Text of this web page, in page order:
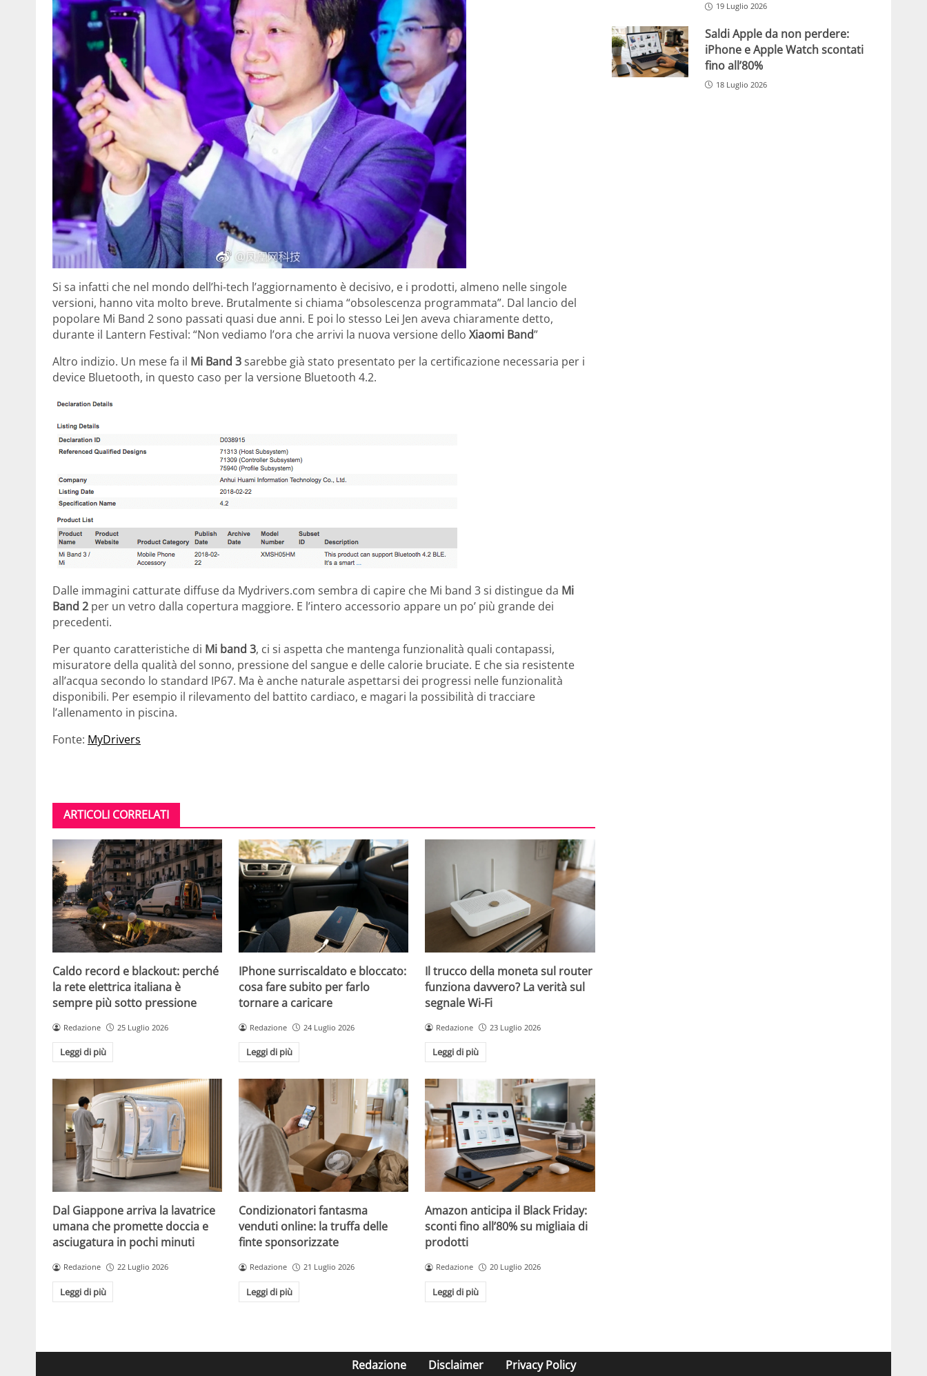
Si sa infatti che nel mondo dell’hi-tech l’aggiornamento è decisivo, e i prodotti, almeno nelle singole
versioni, hanno vita molto breve. Brutalmente si chiama “obsolescenza programmata”. Dal lancio del
popolare Mi Band 2 sono passati quasi due anni. E poi lo stesso Lei Jen aveva chiaramente detto,
durante il Lantern Festival: “Non vediamo l’ora che arrivi la nuova versione dello Xiaomi Band”
Altro indizio. Un mese fa il Mi Band 3sarebbe già stato presentato per la certificazione necessaria per i
device Bluetooth, in questo caso per la versione Bluetooth 4.2.
Dalle immagini catturate diffuse da Mydrivers.com sembra di capire che Mi band 3 si distingue da Mi
Band 2 per un vetro dalla copertura maggiore. E l’intero accessorio appare un po’ più grande dei
precedenti.
Per quanto caratteristiche di Mi band 3, ci si aspetta che mantenga funzionalità quali contapassi,
misuratore della qualità del sonno, pressione del sangue e delle calorie bruciate. E che sia resistente
all’acqua secondo lo standard IP67. Ma è anche naturale aspettarsi dei progressi nelle funzionalità
disponibili. Per esempio il rilevamento del battito cardiaco, e magari la possibilità di tracciare
l’allenamento in piscina.
Fonte: MyDrivers
ARTICOLI CORRELATI
Caldo record e blackout: perché
la rete elettrica italiana è
sempre più sotto pressione
Redazione 25 Luglio 2026
Leggi di più
IPhone surriscaldato e bloccato:
cosa fare subito per farlo
tornare a caricare
Redazione 24 Luglio 2026
Leggi di più
Il trucco della moneta sul router
funziona davvero? La verità sul
segnale Wi-Fi
Redazione 23 Luglio 2026
Leggi di più
Dal Giappone arriva la lavatrice
umana che promette doccia e
asciugatura in pochi minuti
Redazione 22 Luglio 2026
Leggi di più
Condizionatori fantasma
venduti online: la truffa delle
finte sponsorizzate
Redazione 21 Luglio 2026
Leggi di più
Amazon anticipa il Black Friday:
sconti fino all’80% su migliaia di
prodotti
Redazione 20 Luglio 2026
Leggi di più
19 Luglio 2026
Saldi Apple da non perdere:
iPhone e Apple Watch scontati
fino all’80%
18 Luglio 2026
Redazione Disclaimer Privacy Policy